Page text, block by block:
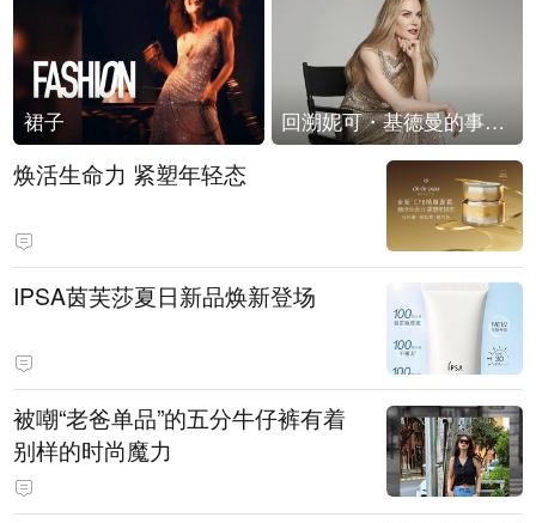
裙子 回溯妮可・基德曼的事业轨迹
焕活生命力 紧塑年轻态
IPSA茵芙莎夏日新品焕新登场
被嘲“老爸单品”的五分牛仔裤有着
别样的时尚魔力